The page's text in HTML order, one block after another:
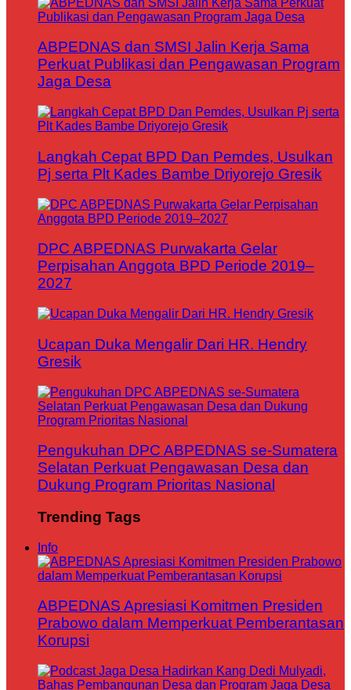
ABPEDNAS dan SMSI Jalin Kerja Sama
Perkuat Publikasi dan Pengawasan Program
Jaga Desa
Langkah Cepat BPD Dan Pemdes, Usulkan
Pj serta Plt Kades Bambe Driyorejo Gresik
DPC ABPEDNAS Purwakarta Gelar
Perpisahan Anggota BPD Periode 2019–
2027
Ucapan Duka Mengalir Dari HR. Hendry
Gresik
Pengukuhan DPC ABPEDNAS se-Sumatera
Selatan Perkuat Pengawasan Desa dan
Dukung Program Prioritas Nasional
Trending Tags
Info
ABPEDNAS Apresiasi Komitmen Presiden
Prabowo dalam Memperkuat Pemberantasan
Korupsi